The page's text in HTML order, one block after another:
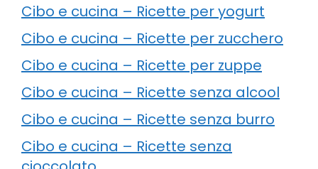
Cibo e cucina – Ricette per yogurt
Cibo e cucina – Ricette per zucchero
Cibo e cucina – Ricette per zuppe
Cibo e cucina – Ricette senza alcool
Cibo e cucina – Ricette senza burro
Cibo e cucina – Ricette senza